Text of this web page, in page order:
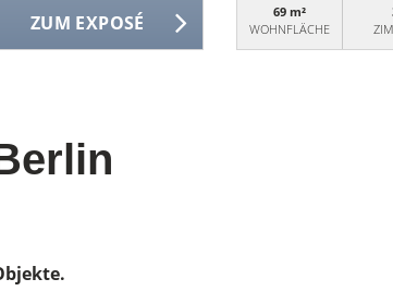
ZUM EXPOSÉ
69 m²
WOHNFLÄCHE